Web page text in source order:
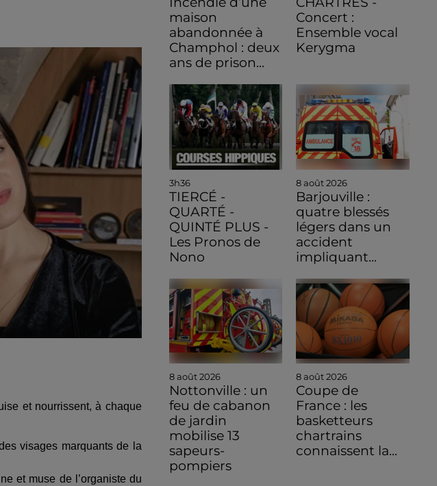
et nourrissent, à chaque
visages marquants de la
et muse de l’organiste du
maison
abandonnée à
Champhol : deux
ans de prison...
Concert :
Ensemble vocal
Kerygma
3h36
TIERCÉ -
QUARTÉ -
QUINTÉ PLUS -
Les Pronos de
Nono
8 août 2026
Barjouville :
quatre blessés
légers dans un
accident
impliquant...
8 août 2026
Nottonville : un
feu de cabanon
de jardin
mobilise 13
sapeurs-
pompiers
8 août 2026
Coupe de
France : les
basketteurs
chartrains
connaissent la...